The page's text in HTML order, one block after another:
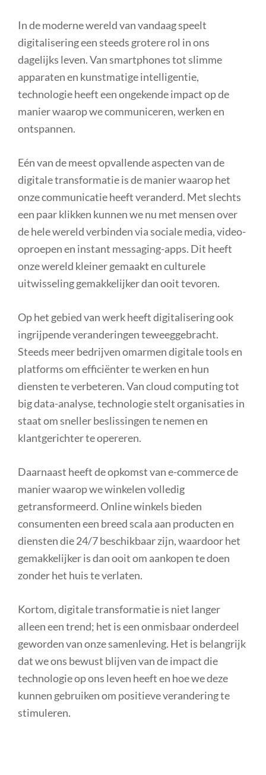
In de moderne wereld van vandaag speelt
digitalisering een steeds grotere rol in ons
dagelijks leven. Van smartphones tot slimme
apparaten en kunstmatige intelligentie,
technologie heeft een ongekende impact op de
manier waarop we communiceren, werken en
ontspannen.
Eén van de meest opvallende aspecten van de
digitale transformatie is de manier waarop het
onze communicatie heeft veranderd. Met slechts
een paar klikken kunnen we nu met mensen over
de hele wereld verbinden via sociale media, video-
oproepen en instant messaging-apps. Dit heeft
onze wereld kleiner gemaakt en culturele
uitwisseling gemakkelijker dan ooit tevoren.
Op het gebied van werk heeft digitalisering ook
ingrijpende veranderingen teweeggebracht.
Steeds meer bedrijven omarmen digitale tools en
platforms om efficiënter te werken en hun
diensten te verbeteren. Van cloud computing tot
big data-analyse, technologie stelt organisaties in
staat om sneller beslissingen te nemen en
klantgerichter te opereren.
Daarnaast heeft de opkomst van e-commerce de
manier waarop we winkelen volledig
getransformeerd. Online winkels bieden
consumenten een breed scala aan producten en
diensten die 24/7 beschikbaar zijn, waardoor het
gemakkelijker is dan ooit om aankopen te doen
zonder het huis te verlaten.
Kortom, digitale transformatie is niet langer
alleen een trend; het is een onmisbaar onderdeel
geworden van onze samenleving. Het is belangrijk
dat we ons bewust blijven van de impact die
technologie op ons leven heeft en hoe we deze
kunnen gebruiken om positieve verandering te
stimuleren.